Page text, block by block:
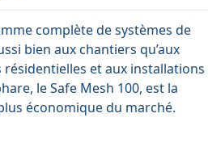
complète de systèmes de
bien aux chantiers qu’aux
résidentielles et aux installations
le Safe Mesh 100, est la
économique du marché.